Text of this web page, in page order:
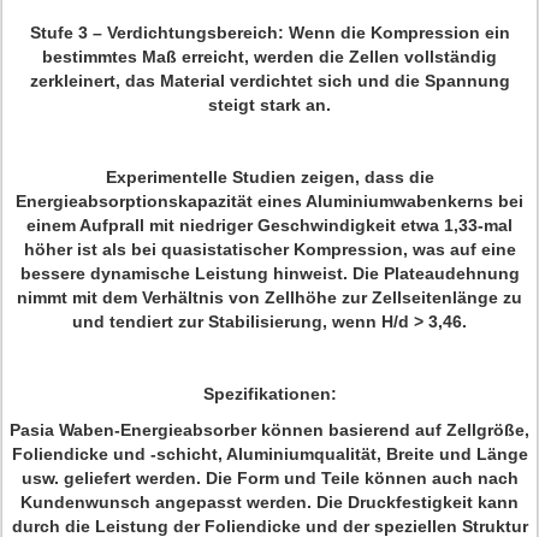
Stufe 3 – Verdichtungsbereich: Wenn die Kompression ein
bestimmtes Maß erreicht, werden die Zellen vollständig
zerkleinert, das Material verdichtet sich und die Spannung
steigt stark an.
Experimentelle Studien zeigen, dass die
Energieabsorptionskapazität eines Aluminiumwabenkerns bei
einem Aufprall mit niedriger Geschwindigkeit etwa 1,33-mal
höher ist als bei quasistatischer Kompression, was auf eine
bessere dynamische Leistung hinweist. Die Plateaudehnung
nimmt mit dem Verhältnis von Zellhöhe zur Zellseitenlänge zu
und tendiert zur Stabilisierung, wenn H/d > 3,46.
Spezifikationen:
Pasia Waben-Energieabsorber können basierend auf Zellgröße,
Foliendicke und -schicht, Aluminiumqualität, Breite und Länge
usw. geliefert werden. Die Form und Teile können auch nach
Kundenwunsch angepasst werden. Die Druckfestigkeit kann
durch die Leistung der Foliendicke und der speziellen Struktur